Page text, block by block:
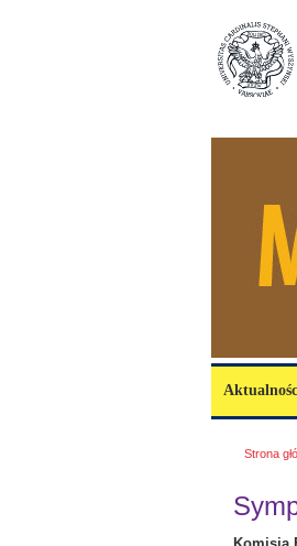
Menu
Jesteś
Strona